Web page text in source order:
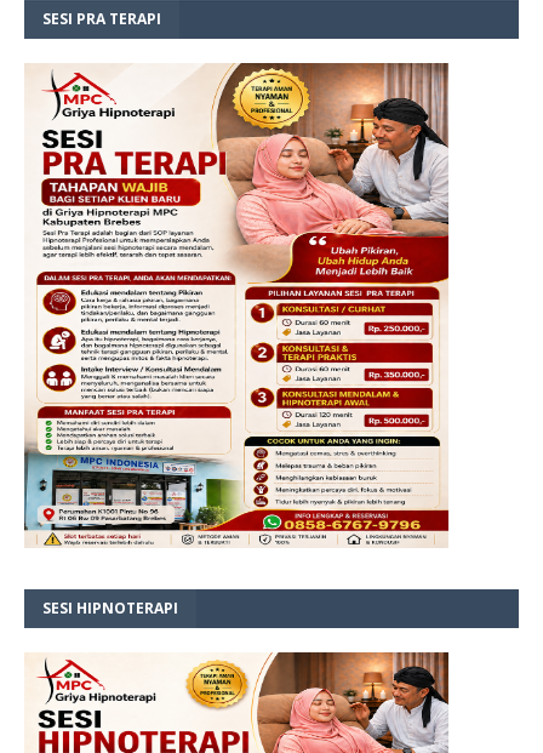
SESI PRA TERAPI
SESI HIPNOTERAPI